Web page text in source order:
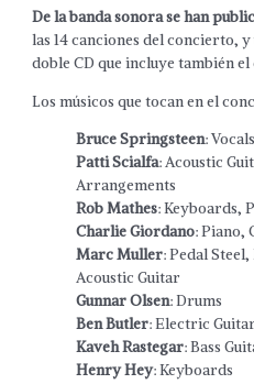
De la banda sonora se han
las 14 canciones del concierto,
doble CD que incluye también el
Los músicos que tocan en el
Bruce Springsteen:
Patti Scialfa: Acoustic
Arrangements
Rob Mathes: Keyboards,
Charlie Giordano: Piano,
Marc Muller: Pedal
Acoustic Guitar
Gunnar Olsen: Drums
Ben Butler: Electric
Kaveh Rastegar: Bass
Henry Hey: Keyboards